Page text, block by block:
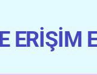
ERİŞİM